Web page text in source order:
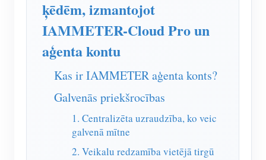
IAMMETER simulators
Virtuālais skaitītājs
Enerģijas prognozēšanas un simulācijas sistēma
Lietojumprogrammas
Saules PV sistēmas enerģijas monitors
Elektroenerģijas patēriņa monitors
Veikals
Resursi
Produkta īsais ievads
kopiena
ķēdēm, izmantojot
IAMMETER-Cloud Pro un
aģenta kontu
Kas ir IAMMETER aģenta konts?
Galvenās priekšrocības
1. Centralizēta uzraudzība, ko veic
galvenā mītne
2. Veikalu redzamība vietējā tirgū